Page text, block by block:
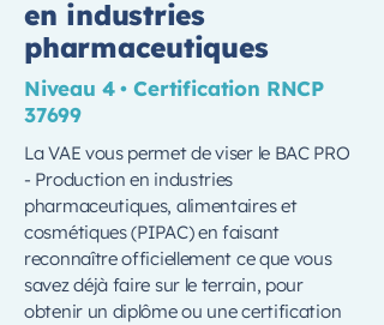
en industries
pharmaceutiques
Niveau 4 • Certification RNCP
37699
La VAE vous permet de viser le BAC PRO
- Production en industries
pharmaceutiques, alimentaires et
cosmétiques (PIPAC) en faisant
reconnaître officiellement ce que vous
savez déjà faire sur le terrain, pour
obtenir un diplôme ou une certification